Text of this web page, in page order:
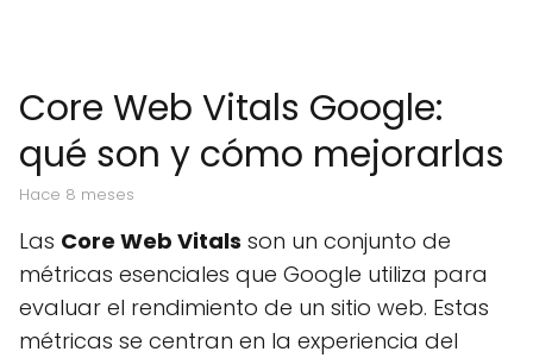
Core Web Vitals Google:
qué son y cómo mejorarlas
hace 8 meses
Las Core Web Vitals son un conjunto de
métricas esenciales que Google utiliza para
evaluar el rendimiento de un sitio web. Estas
métricas se centran en la experiencia del